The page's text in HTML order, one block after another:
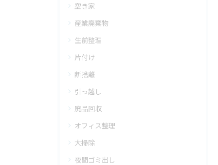
空き家
産業廃棄物
生前整理
片付け
断捨離
引っ越し
廃品回収
オフィス整理
大掃除
夜間ゴミ出し